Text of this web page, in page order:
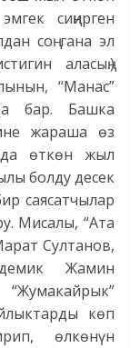
сиңирген
соң гана эл
аласың.)
“Манас”
бар. Башка
жараша өз
өткөн жыл
болду десек
саясатчылар
Мисалы, “Ата
Султанов,
Жамин
көп
өлкөнүн